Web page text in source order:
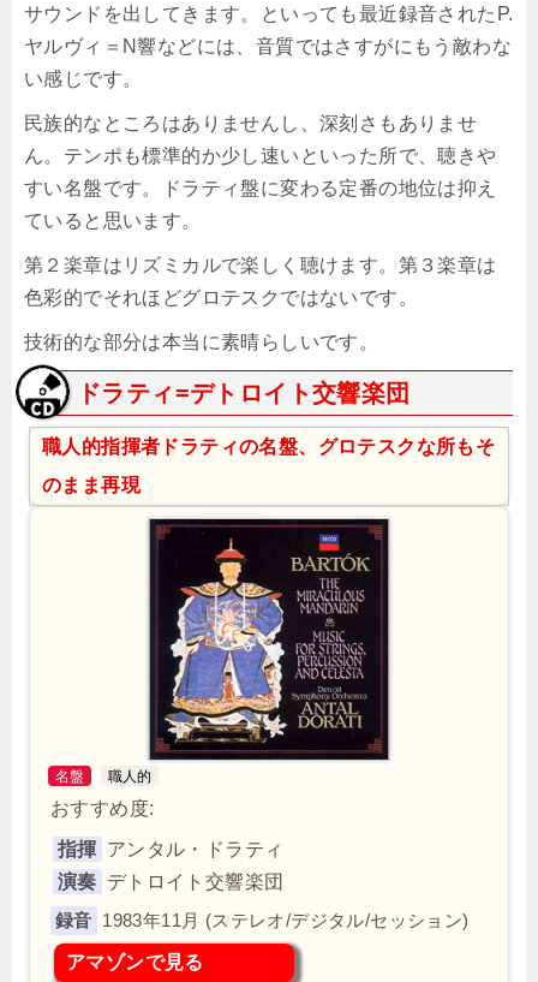
サウンドを出してきます。といっても最近録音されたP.
ヤルヴィ＝N響などには、音質ではさすがにもう敵わな
い感じです。
民族的なところはありませんし、深刻さもありませ
ん。テンポも標準的か少し速いといった所で、聴きや
すい名盤です。ドラティ盤に変わる定番の地位は抑え
ていると思います。
第２楽章はリズミカルで楽しく聴けます。第３楽章は
色彩的でそれほどグロテスクではないです。
技術的な部分は本当に素晴らしいです。
ドラティ=デトロイト交響楽団
職人的指揮者ドラティの名盤、グロテスクな所もそ
のまま再現
名盤 職人的
おすすめ度:
指揮 アンタル・ドラティ
演奏 デトロイト交響楽団
1983年11月 (ステレオ/デジタル/セッション)
アマゾンで見る